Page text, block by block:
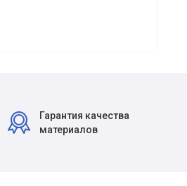
Гарантия качества
материалов